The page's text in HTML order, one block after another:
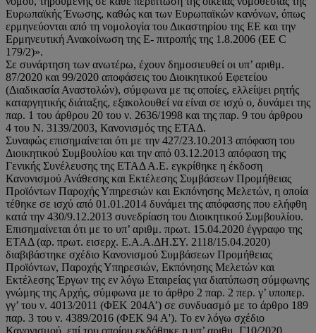
Ευρωπαϊκής Ένωσης, καθώς και των Ευρωπαϊκών κανόνων, όπως
ερμηνεύονται από τη νομολογία του Δικαστηρίου της ΕΕ και την
Ερμηνευτική Ανακοίνωση της Ε- πιτροπής της 1.8.2006 (EE C
179/2)».
Σε συνάρτηση των ανωτέρω, έχουν δημοσιευθεί οι υπ’ αριθμ.
87/2020 και 99/2020 αποφάσεις του Διοικητικού Εφετείου
(Διαδικασία Αναστολών), σύμφωνα με τις οποίες, ελλείψει ρητής
καταργητικής διάταξης, εξακολουθεί να είναι σε ισχύ ο, δυνάμει της
παρ. 1 του άρθρου 20 του ν. 2636/1998 και της παρ. 9 του άρθρου
4 του Ν. 3139/2003, Κανονισμός της ΕΤΑΔ.
Συναφώς επισημαίνεται ότι με την 427/23.10.2013 απόφαση του
Διοικητικού Συμβουλίου και την από 03.12.2013 απόφαση της
Γενικής Συνέλευσης της ΕΤΑΔ Α.Ε. εγκρίθηκε η έκδοση
Κανονισμού Ανάθεσης και Εκτέλεσης Συμβάσεων Προμήθειας
Προϊόντων Παροχής Υπηρεσιών και Εκπόνησης Μελετών, η οποία
τέθηκε σε ισχύ από 01.01.2014 δυνάμει της απόφασης που ελήφθη
κατά την 430/9.12.2013 συνεδρίαση του Διοικητικού Συμβουλίου.
Επισημαίνεται ότι με το υπ’ αριθμ. πρωτ. 15.04.2020 έγγραφο της
ΕΤΑΔ (αρ. πρωτ. εισερχ. Ε.Α.Α.ΔΗ.ΣΥ. 2118/15.04.2020)
διαβιβάστηκε σχέδιο Κανονισμού Συμβάσεων Προμήθειας
Προϊόντων, Παροχής Υπηρεσιών, Εκπόνησης Μελετών και
Εκτέλεσης Έργων της εν λόγω Εταιρείας για διατύπωση σύμφωνης
γνώμης της Αρχής, σύμφωνα με το άρθρο 2 παρ. 2 περ. γ’ υποπερ.
γγ’ του ν. 4013/2011 (ΦΕΚ 204Α’) σε συνδυασμό με το άρθρο 189
παρ. 3 του ν. 4389/2016 (ΦΕΚ 94 Α'). Το εν λόγω σχέδιο
Κανονισμού, επί του οποίου εκδόθηκε η υπ’ αριθμ. Γ10/2020